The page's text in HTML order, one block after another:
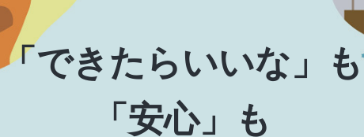
「できたらいいな」も
「安心」も